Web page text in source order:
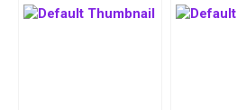
самой
ритуалы